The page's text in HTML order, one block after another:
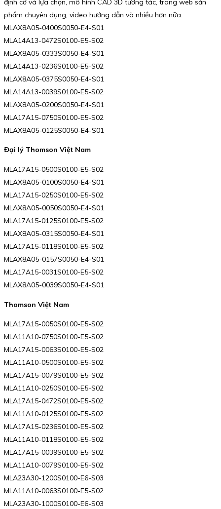
định cỡ và lựa chọn, mô hình CAD 3D tương tác, trang web sản
phẩm chuyên dụng, video hướng dẫn và nhiều hơn nữa.
MLAX8A05-0400S0050-E4-S01
MLA14A13-0472S0100-E5-S02
MLAX8A05-0333S0050-E4-S01
MLA14A13-0236S0100-E5-S02
MLAX8A05-0375S0050-E4-S01
MLA14A13-0039S0100-E5-S02
MLAX8A05-0200S0050-E4-S01
MLA17A15-0750S0100-E5-S02
MLAX8A05-0125S0050-E4-S01
Đại lý Thomson Việt Nam
MLA17A15-0500S0100-E5-S02
MLAX8A05-0100S0050-E4-S01
MLA17A15-0250S0100-E5-S02
MLAX8A05-0050S0050-E4-S01
MLA17A15-0125S0100-E5-S02
MLAX8A05-0315S0050-E4-S01
MLA17A15-0118S0100-E5-S02
MLAX8A05-0157S0050-E4-S01
MLA17A15-0031S0100-E5-S02
MLAX8A05-0039S0050-E4-S01
Thomson Việt Nam
MLA17A15-0050S0100-E5-S02
MLA11A10-0750S0100-E5-S02
MLA17A15-0063S0100-E5-S02
MLA11A10-0500S0100-E5-S02
MLA17A15-0079S0100-E5-S02
MLA11A10-0250S0100-E5-S02
MLA17A15-0472S0100-E5-S02
MLA11A10-0125S0100-E5-S02
MLA17A15-0236S0100-E5-S02
MLA11A10-0118S0100-E5-S02
MLA17A15-0039S0100-E5-S02
MLA11A10-0079S0100-E5-S02
MLA23A30-1200S0100-E6-S03
MLA11A10-0063S0100-E5-S02
MLA23A30-1000S0100-E6-S03